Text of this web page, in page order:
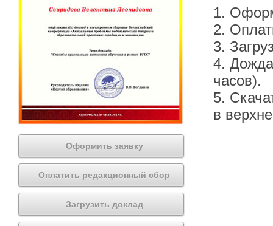
Оформить заявку
Оплатить редакционный сбор
Загрузить доклад
1.
2.
3.
4.
часов).
5.
в